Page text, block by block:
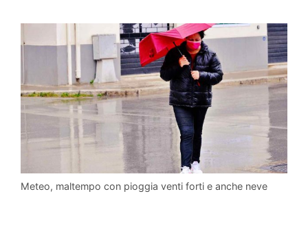
Meteo, maltempo con pioggia venti forti e anche neve